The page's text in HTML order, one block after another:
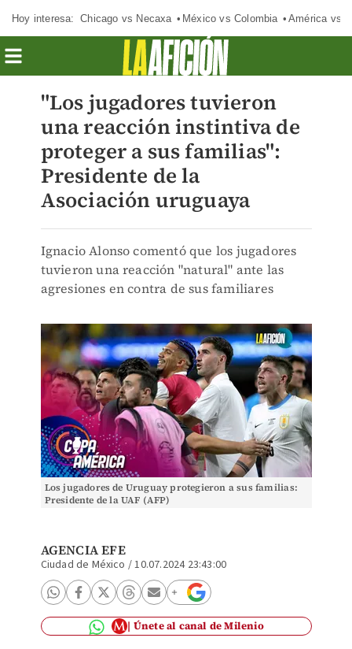
Hoy interesa: Chicago vs Necaxa México vs Colombia América vs
"Los jugadores tuvieron
una reacción instintiva de
proteger a sus familias":
Presidente de la
Asociación uruguaya
Ignacio Alonso comentó que los jugadores
tuvieron una reacción "natural" ante las
agresiones en contra de sus familiares
Los jugadores de Uruguay protegieron a sus familias:
Presidente de la UAF (AFP)
AGENCIA EFE
Ciudad de México /10.07.2024 23:43:00
Únete al canal de Milenio